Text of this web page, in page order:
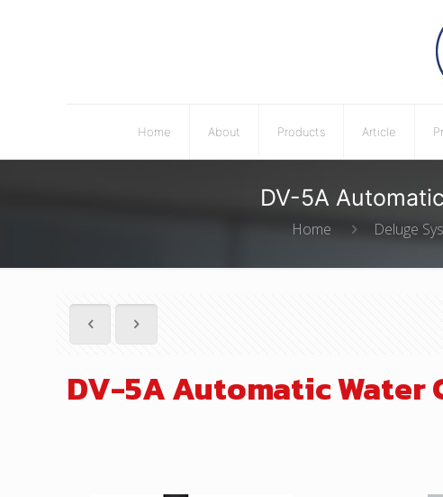
Home About Products Article
DV-5A
Home Deluge
DV-5A Automatic Water